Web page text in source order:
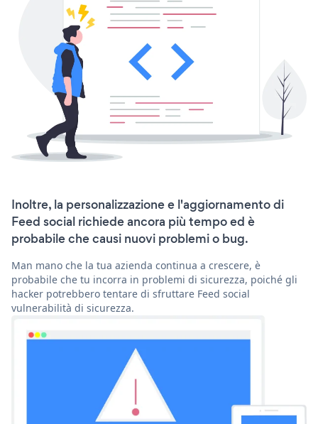
Inoltre, la personalizzazione e l'aggiornamento di
Feed social richiede ancora più tempo ed è
probabile che causi nuovi problemi o bug.
Man mano che la tua azienda continua a crescere, è
probabile che tu incorra in problemi di sicurezza, poiché gli
hacker potrebbero tentare di sfruttare Feed social
vulnerabilità di sicurezza.